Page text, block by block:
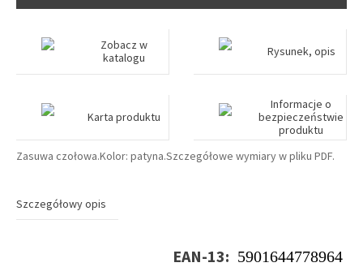
Zobacz w
katalogu
Rysunek, opis
Karta produktu
Informacje o
bezpieczeństwie
produktu
Zasuwa czołowa.Kolor: patyna.Szczegółowe wymiary w pliku PDF.
Szczegółowy opis
EAN-13: 5901644778964